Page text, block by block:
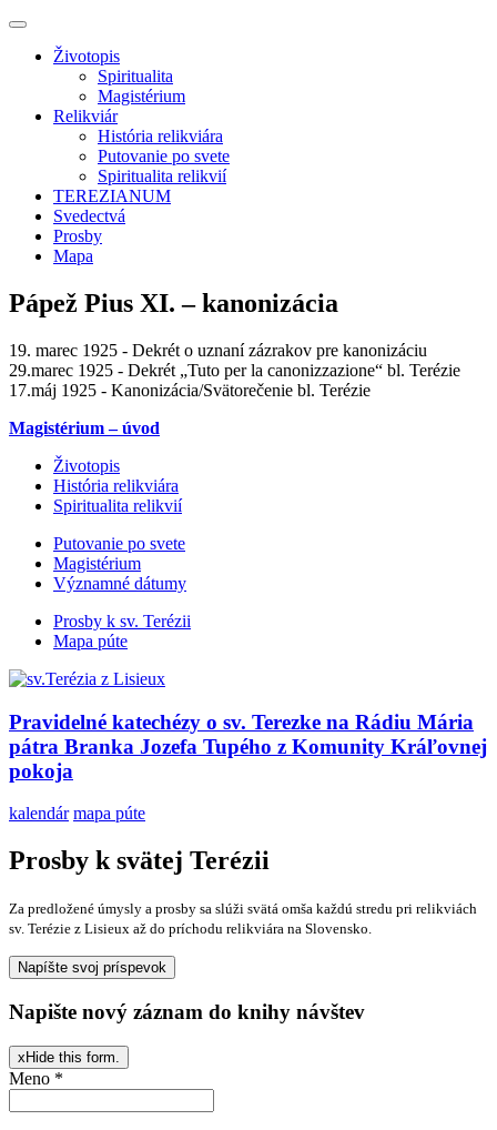
Životopis
Spiritualita
Magistérium
Relikviár
História relikviára
Putovanie po svete
Spiritualita relikvií
TEREZIANUM
Svedectvá
Prosby
Mapa
Pápež Pius XI. – kanonizácia
19. marec 1925 - Dekrét o uznaní zázrakov pre kanonizáciu
29.marec 1925 - Dekrét „Tuto per la canonizzazione“ bl. Terézie
17.máj 1925 - Kanonizácia/Svätorečenie bl. Terézie
Magistérium – úvod
Životopis
História relikviára
Spiritualita relikvií
Putovanie po svete
Magistérium
Významné dátumy
Prosby k sv. Terézii
Mapa púte
Pravidelné katechézy o sv. Terezke na Rádiu Mária
pátra Branka Jozefa Tupého z Komunity Kráľovnej
pokoja
kalendár mapa púte
Prosby k svätej Terézii
Za predložené úmysly a prosby sa slúži svätá omša každú stredu pri relikviách
sv. Terézie z Lisieux až do príchodu relikviára na Slovensko.
Napište nový záznam do knihy návštev
xHide this form.
Meno *